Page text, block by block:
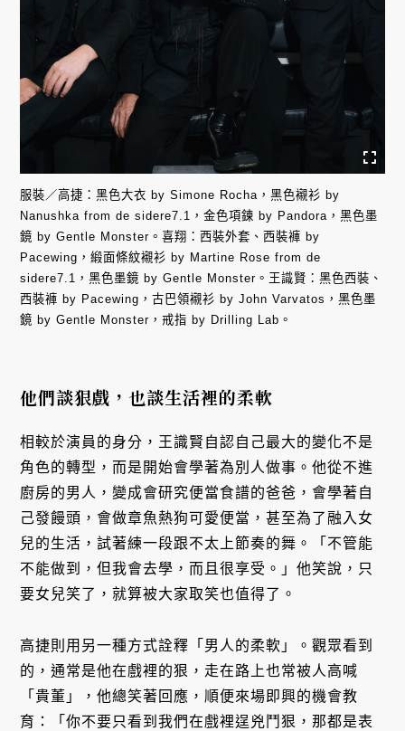
服裝／高捷：黑色大衣 by Simone Rocha，黑色襯衫 by
Nanushka from de sidere7.1，金色項鍊 by Pandora，黑色墨
鏡 by Gentle Monster。喜翔：西裝外套、⻄裝褲 by
Pacewing，緞面條紋襯衫 by Martine Rose from de
sidere7.1，黑色墨鏡 by Gentle Monster。王識賢：黑色西裝、
西裝褲 by Pacewing，古巴領襯衫 by John Varvatos，黑色墨
鏡 by Gentle Monster，戒指 by Drilling Lab。
他們談狠戲，也談生活裡的柔軟
相較於演員的身分，王識賢自認自己最大的變化不是
角色的轉型，而是開始會學著為別人做事。他從不進
廚房的男人，變成會研究便當食譜的爸爸，會學著自
己發饅頭，會做章魚熱狗可愛便當，甚至為了融入女
兒的生活，試著練一段跟不太上節奏的舞。「不管能
不能做到，但我會去學，而且很享受。」他笑說，只
要女兒笑了，就算被大家取笑也值得了。
高捷則用另一種方式詮釋「男人的柔軟」。觀眾看到
的，通常是他在戲裡的狠，走在路上也常被人高喊
「貴董」，他總笑著回應，順便來場即興的機會教
育：「你不要只看到我們在戲裡逞兇鬥狠，那都是表